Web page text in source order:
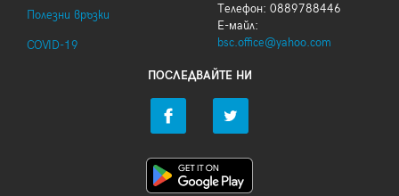
Полезни връзки
COVID-19
Телефон: 0889788446
Е-майл:
bsc.office@yahoo.com
ПОСЛЕДВАЙТЕ НИ